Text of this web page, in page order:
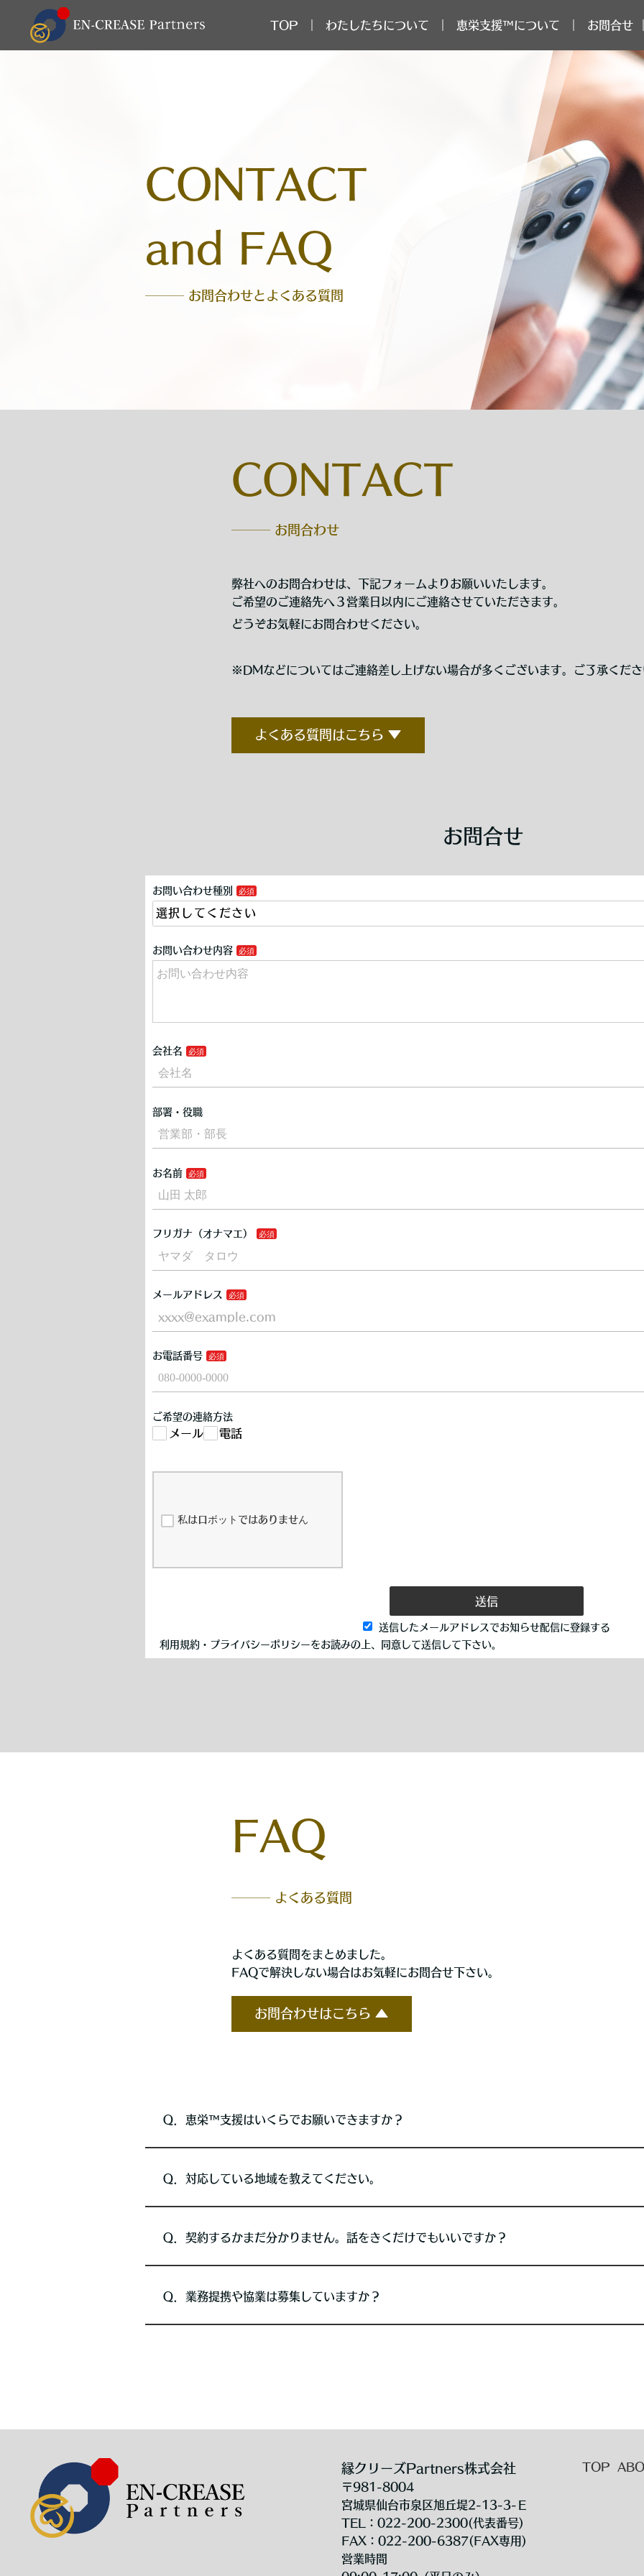
TOP わたしたちについて 恵栄支援™について お問合せ
CONTACT
and FAQ
─── お問合わせとよくある質問
CONTACT
─── お問合わせ
弊社へのお問合わせは、下記フォームよりお願いいたします。
ご希望のご連絡先へ３営業日以内にご連絡させていただきます。
どうぞお気軽にお問合わせください。
※DMなどについてはご連絡差し上げない場合が多くございます。ご了承くだ
よくある質問はこちら ▼
FAQ
─── よくある質問
よくある質問をまとめました。
FAQで解決しない場合はお気軽にお問合せ下さい。
お問合わせはこちら ▲
Ｑ．恵栄™支援はいくらでお願いできますか？
Ｑ．対応している地域を教えてください。
Ｑ．契約するかまだ分かりません。話をきくだけでもいいですか？
Ｑ．業務提携や協業は募集していますか？
縁クリーズPartners株式会社
〒981-8004
宮城県仙台市泉区旭丘堤2-13-3-Ｅ
TEL：022-200-2300(代表番号)
FAX：022-200-6387(FAX専用)
営業時間
TOP